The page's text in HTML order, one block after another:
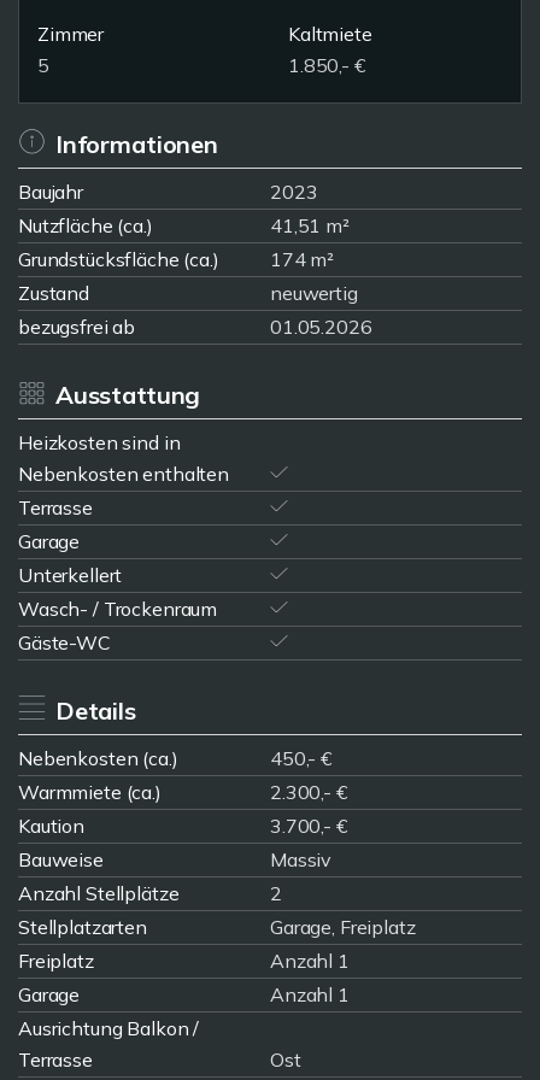
Zimmer
5
Kaltmiete
1.850,- €
Informationen
Baujahr
2023
Nutzfläche (ca.)
41,51 m²
Grundstücksfläche (ca.)
174 m²
Zustand
neuwertig
bezugsfrei ab
01.05.2026
Ausstattung
Heizkosten sind in
Nebenkosten enthalten
Terrasse
Garage
Unterkellert
Wasch- / Trockenraum
Gäste-WC
Details
Nebenkosten (ca.)
450,- €
Warmmiete (ca.)
2.300,- €
Kaution
3.700,- €
Bauweise
Massiv
Anzahl Stellplätze
2
Stellplatzarten
Garage, Freiplatz
Freiplatz
Anzahl 1
Garage
Anzahl 1
Ausrichtung Balkon /
Terrasse
Ost